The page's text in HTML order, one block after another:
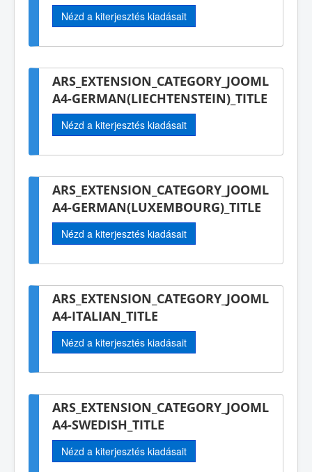
Nézd a kiterjesztés kiadásait
ARS_EXTENSION_CATEGORY_JOOML
A4-GERMAN(LIECHTENSTEIN)_TITLE
Nézd a kiterjesztés kiadásait
ARS_EXTENSION_CATEGORY_JOOML
A4-GERMAN(LUXEMBOURG)_TITLE
Nézd a kiterjesztés kiadásait
ARS_EXTENSION_CATEGORY_JOOML
A4-ITALIAN_TITLE
Nézd a kiterjesztés kiadásait
ARS_EXTENSION_CATEGORY_JOOML
A4-SWEDISH_TITLE
Nézd a kiterjesztés kiadásait